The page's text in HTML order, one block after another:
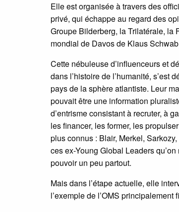
Elle est organisée à travers des
privé, qui échappe au regard des
Groupe Bilderberg, la Trilatérale, la
mondial de Davos de Klaus
Cette nébuleuse d’influenceurs et
dans l’histoire de l’humanité,
pays de la sphère atlantiste. Leur
pouvait être une information
d’entrisme consistant à recruter, à
les financer, les former, les
plus connus : Blair, Merkel,
ces ex-Young Global Leaders
pouvoir un peu partout.
Mais dans l’étape actuelle, elle
l’exemple de l’OMS